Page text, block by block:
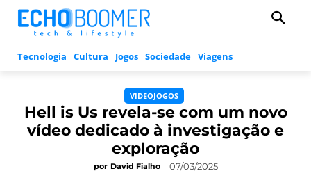
Tecnologia Cultura Jogos Sociedade Viagens
VIDEOJOGOS
Hell is Us revela-se com um novo
vídeo dedicado à investigação e
exploração
por David Fialho 07/03/2025